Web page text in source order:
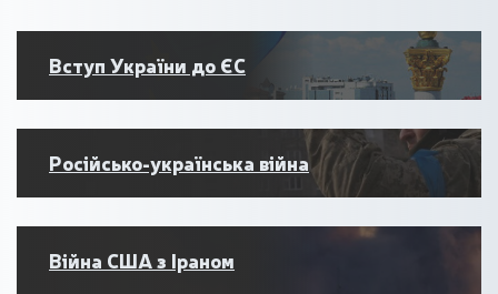
Вступ України до ЄС
Російсько-українська війна
Війна США з Іраном